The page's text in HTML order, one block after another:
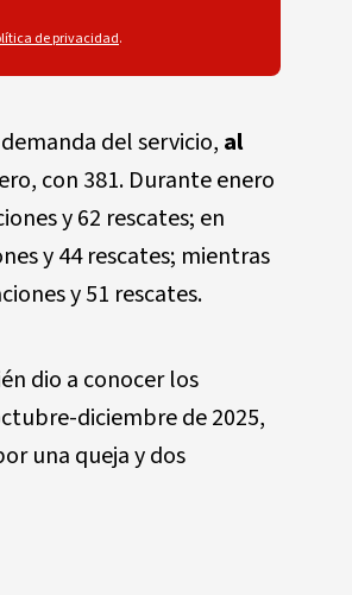
de privacidad.
del servicio, al
con 381. Durante enero
y 62 rescates; en
y 44 rescates; mientras
y 51 rescates.
dio a conocer los
diciembre de 2025,
una queja y dos